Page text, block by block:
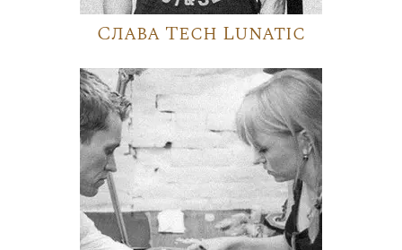
Слава Tech Lunatic